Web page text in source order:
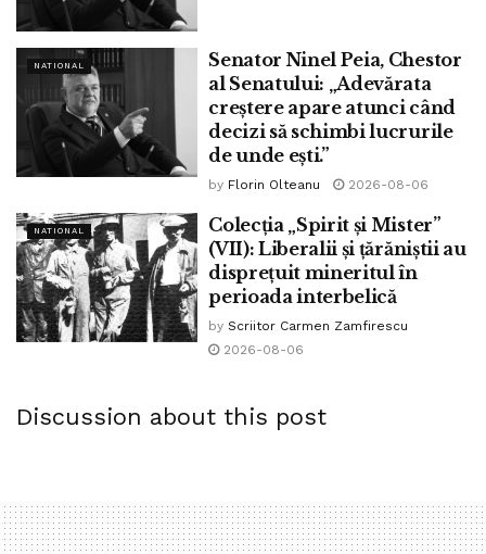
NATIONAL
Senator Ninel Peia, Chestor
al Senatului: „Adevărata
creștere apare atunci când
decizi să schimbi lucrurile
de unde ești.”
by Florin Olteanu 2026-08-06
NATIONAL
Colecția „Spirit și Mister”
(VII): Liberalii și țărăniștii au
disprețuit mineritul în
perioada interbelică
by Scriitor Carmen Zamfirescu
2026-08-06
Discussion about this post